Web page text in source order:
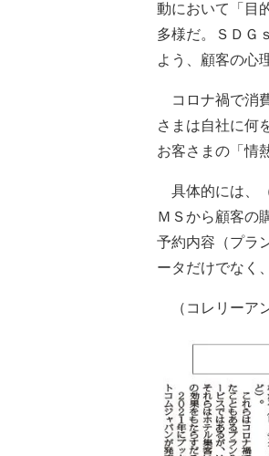
動において「目
多様だ。ＳＤＧ
よう、顧客の心
コロナ禍で消
さまは自社に何
お客さまの「情
具体的には、
ＭＳから顧客の
予約内容（プラ
ータだけでなく
（コレリーア